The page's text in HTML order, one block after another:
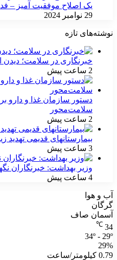
یک اصلاح موفقیت آمیز –
29 نوامبر 2024
نوشته‌های تازه
خبرنگاری در سلامت؛ دیدن
2 ساعت پیش
سلامت‌محور
2 ساعت پیش
بیمارستانهای قدیمی
3 ساعت پیش
وزیر بهداشت: خبرنگاران
4 ساعت پیش
آب و هوا
گرگان
آسمان صاف
34
℃
34º - 29º
29%
0.79 کیلومتر/ساعت